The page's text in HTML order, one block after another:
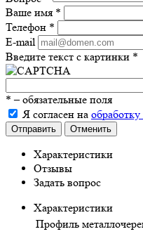
Ваше имя *
Телефон *
E-mail
Введите текст с картинки *
* – обязательные поля
Я согласен на
Отправить Отменить
Характеристики
Отзывы
Задать вопрос
Характеристики
Профиль